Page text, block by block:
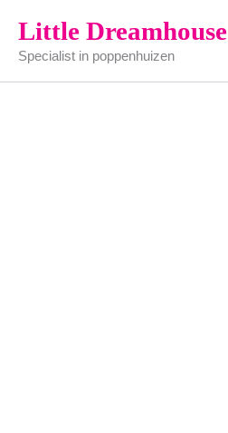
naar
inhoud
Little Dreamhouse
Specialist in poppenhuizen
in
blik
aantal